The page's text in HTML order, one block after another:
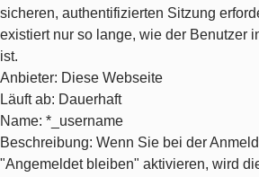
sicheren, authentifizierten Sitzung
existiert nur so lange, wie der Benutzer
ist.
Anbieter: Diese Webseite
Läuft ab: Dauerhaft
Name: *_username
Beschreibung: Wenn Sie bei der
"Angemeldet bleiben" aktivieren, wird